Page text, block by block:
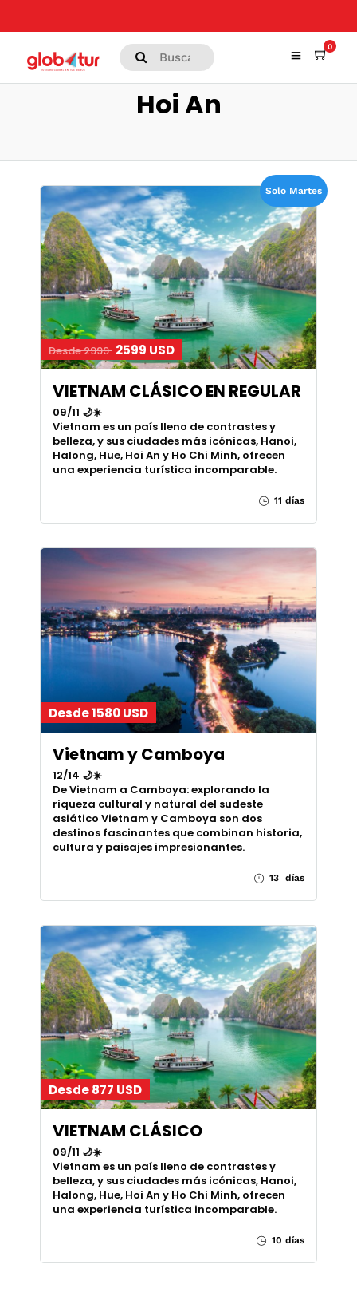
0
Hoi An
Solo Martes
Desde 2999 2599 USD
VIETNAM CLÁSICO EN REGULAR
09/11 🌙☀️
Vietnam es un país lleno de contrastes y
belleza, y sus ciudades más icónicas, Hanoi,
Halong, Hue, Hoi An y Ho Chi Minh, ofrecen
una experiencia turística incomparable.
11 días
Desde 1580 USD
Vietnam y Camboya
12/14 🌙☀️
De Vietnam a Camboya: explorando la
riqueza cultural y natural del sudeste
asiático Vietnam y Camboya son dos
destinos fascinantes que combinan historia,
cultura y paisajes impresionantes.
13 días
Desde 877 USD
VIETNAM CLÁSICO
09/11 🌙☀️
Vietnam es un país lleno de contrastes y
belleza, y sus ciudades más icónicas, Hanoi,
Halong, Hue, Hoi An y Ho Chi Minh, ofrecen
una experiencia turística incomparable.
10 días